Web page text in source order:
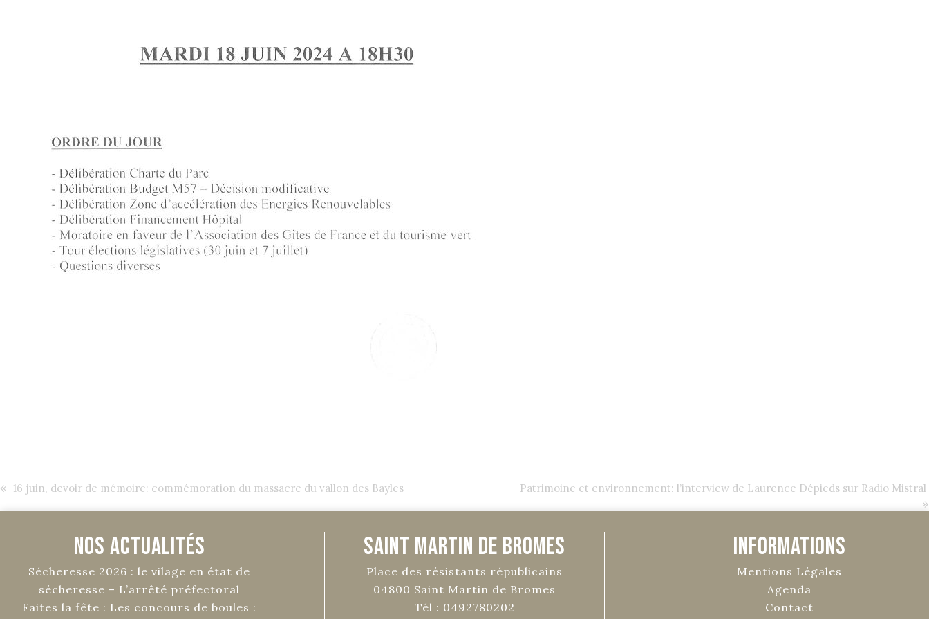
« 16 juin, devoir de mémoire: commémoration du massacre du vallon des Bayles Patrimoine et environnement: l’interview de Laurence Dépieds sur Radio Mistral
»
Nos Actualités
Sécheresse 2026 : le vilage en état de
sécheresse – L’arrêté préfectoral
Faites la fête : Les concours de boules :
Saint Martin de Bromes
Place des résistants républicains
04800 Saint Martin de Bromes
Tél : 0492780202
Informations
Mentions Légales
Agenda
Contact